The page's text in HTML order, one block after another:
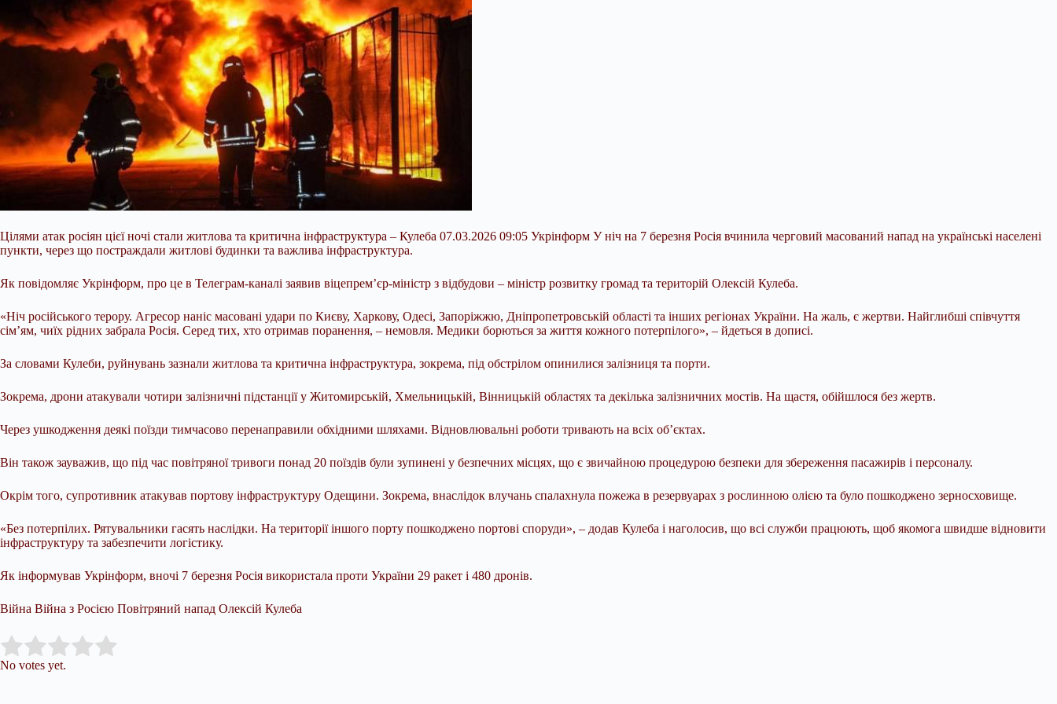
Цілями атак росіян цієї ночі стали житлова та критична інфраструктура – Кулеба 07.03.2026 09:05 Укрінформ У ніч на 7 березня Росія вчинила черговий масований напад на українські населені
пункти, через що постраждали житлові будинки та важлива інфраструктура.
Як повідомляє Укрінформ, про це в Телеграм-каналі заявив віцепрем’єр-міністр з відбудови – міністр розвитку громад та територій Олексій Кулеба.
«Ніч російського терору. Агресор наніс масовані удари по Києву, Харкову, Одесі, Запоріжжю, Дніпропетровській області та інших регіонах України. На жаль, є жертви. Найглибші співчуття
сім’ям, чиїх рідних забрала Росія. Серед тих, хто отримав поранення, – немовля. Медики борються за життя кожного потерпілого», – йдеться в дописі.
За словами Кулеби, руйнувань зазнали житлова та критична інфраструктура, зокрема, під обстрілом опинилися залізниця та порти.
Зокрема, дрони атакували чотири залізничні підстанції у Житомирській, Хмельницькій, Вінницькій областях та декілька залізничних мостів. На щастя, обійшлося без жертв.
Через ушкодження деякі поїзди тимчасово перенаправили обхідними шляхами. Відновлювальні роботи тривають на всіх об’єктах.
Він також зауважив, що під час повітряної тривоги понад 20 поїздів були зупинені у безпечних місцях, що є звичайною процедурою безпеки для збереження пасажирів і персоналу.
Окрім того, супротивник атакував портову інфраструктуру Одещини. Зокрема, внаслідок влучань спалахнула пожежа в резервуарах з рослинною олією та було пошкоджено зерносховище.
«Без потерпілих. Рятувальники гасять наслідки. На території іншого порту пошкоджено портові споруди», – додав Кулеба і наголосив, що всі служби працюють, щоб якомога швидше відновити
інфраструктуру та забезпечити логістику.
Як інформував Укрінформ, вночі 7 березня Росія використала проти України 29 ракет і 480 дронів.
Війна Війна з Росією Повітряний напад Олексій Кулеба
Rate this item:
No votes yet.